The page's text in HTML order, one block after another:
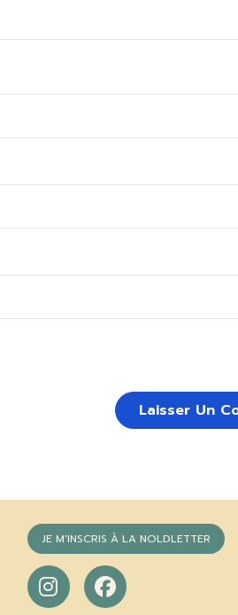
JE M'INSCRIS À LA NOLDLETTER